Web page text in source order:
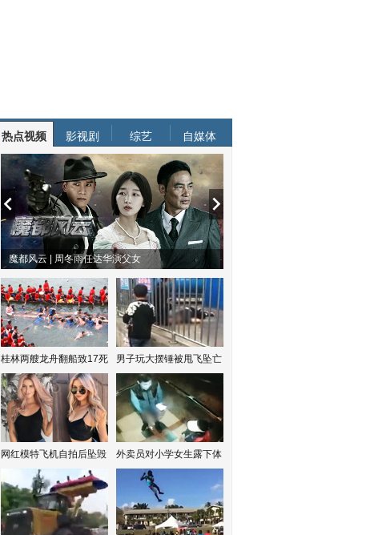
热点视频 影视剧 综艺 自媒体
魔都风云 | 周冬雨任达华演父女
桂林两艘龙舟翻船致17死 男子玩大摆锤被甩飞坠亡
网红模特飞机自拍后坠毁 外卖员对小学女生露下体